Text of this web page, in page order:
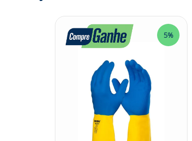
com fibras sintéticas, isso tudo para
estarão bem protegidas com as Luva
Confira outras categorias de Luva de
5%